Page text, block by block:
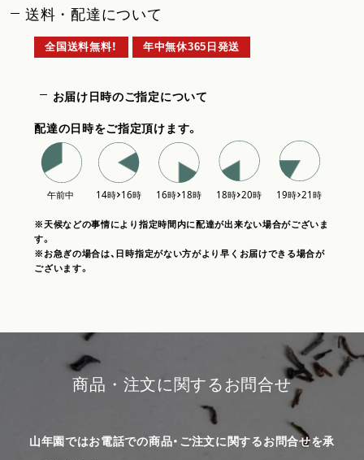
送料・配達について
全国送料無料！ 年中無休365日発送
お届け日時のご指定について
配達の日時をご指定頂けます。
※天候などの事情により指定時間内に配達が出来ない場合がございま
す。
※お急ぎの場合は、日時指定がない方がより早くお届けできる場合が
ございます。
商品・注文に関するお問合せ
山年園ではお電話での商品・ご注文に関するお問合せを承